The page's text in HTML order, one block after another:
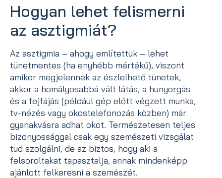
Hogyan lehet felismerni
az asztigmiát?
Az asztigmia – ahogy említettük – lehet
tünetmentes (ha enyhébb mértékű), viszont
amikor megjelennek az észlelhető tünetek,
akkor a homályosabbá vált látás, a hunyorgás
és a fejfájás (például gép előtt végzett munka,
tv-nézés vagy okostelefonozás közben) már
gyanakvásra adhat okot. Természetesen teljes
bizonyossággal csak egy szemészeti vizsgálat
tud szolgálni, de az biztos, hogy aki a
felsoroltakat tapasztalja, annak mindenképp
ajánlott felkeresni a szemészét.